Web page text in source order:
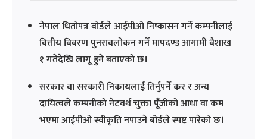
नेपाल धितोपत्र बोर्डले आईपीओ निष्कासन गर्ने कम्पनीलाई
वित्तीय विवरण पुनरावलोकन गर्ने मापदण्ड आगामी वैशाख
१ गतेदेखि लागू हुने बताएको छ।
सरकार वा सरकारी निकायलाई तिर्नुपर्ने कर र अन्य
दायित्वले कम्पनीको नेटवर्थ चुक्ता पूँजीको आधा वा कम
भएमा आईपीओ स्वीकृति नपाउने बोर्डले स्पष्ट पारेको छ।